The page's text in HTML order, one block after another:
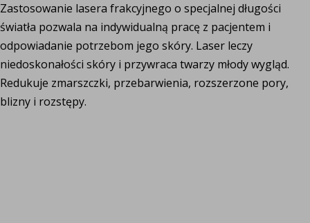
Zastosowanie lasera frakcyjnego o specjalnej długości
światła pozwala na indywidualną pracę z pacjentem i
odpowiadanie potrzebom jego skóry. Laser leczy
niedoskonałości skóry i przywraca twarzy młody wygląd.
Redukuje zmarszczki, przebarwienia, rozszerzone pory,
blizny i rozstępy.